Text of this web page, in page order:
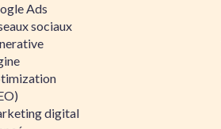
Ads
sociaux
digital